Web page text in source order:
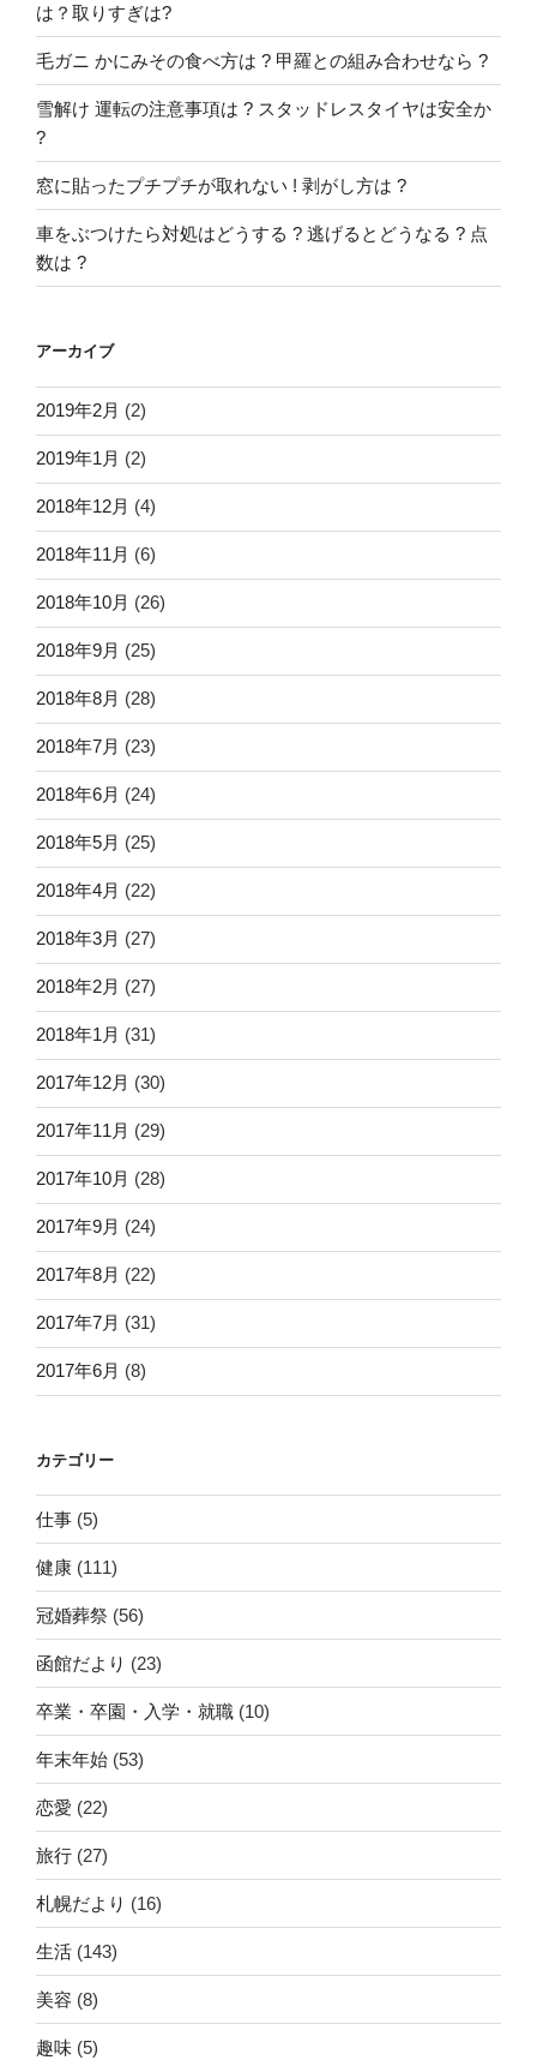
は？取りすぎは?
毛ガニ かにみその食べ方は ? 甲羅との組み合わせなら ?
雪解け 運転の注意事項は ? スタッドレスタイヤは安全か
?
窓に貼ったプチプチが取れない ! 剥がし方は ?
車をぶつけたら対処はどうする ? 逃げるとどうなる ? 点
数は ?
アーカイブ
2019年2月 (2)
2019年1月 (2)
2018年12月 (4)
2018年11月 (6)
2018年10月 (26)
2018年9月 (25)
2018年8月 (28)
2018年7月 (23)
2018年6月 (24)
2018年5月 (25)
2018年4月 (22)
2018年3月 (27)
2018年2月 (27)
2018年1月 (31)
2017年12月 (30)
2017年11月 (29)
2017年10月 (28)
2017年9月 (24)
2017年8月 (22)
2017年7月 (31)
2017年6月 (8)
カテゴリー
仕事 (5)
健康 (111)
冠婚葬祭 (56)
函館だより (23)
卒業・卒園・入学・就職 (10)
年末年始 (53)
恋愛 (22)
旅行 (27)
札幌だより (16)
生活 (143)
美容 (8)
趣味 (5)